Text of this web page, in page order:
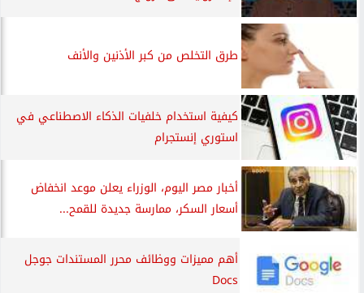
طرق التخلص من كبر الأذنين والأنف
كيفية استخدام خلفيات الذكاء الاصطناعي في
استوري إنستجرام
أخبار مصر اليوم، الوزراء يعلن موعد انخفاض
أسعار السكر، ممارسة جديدة للقمح...
أهم مميزات ووظائف محرر المستندات جوجل
Docs